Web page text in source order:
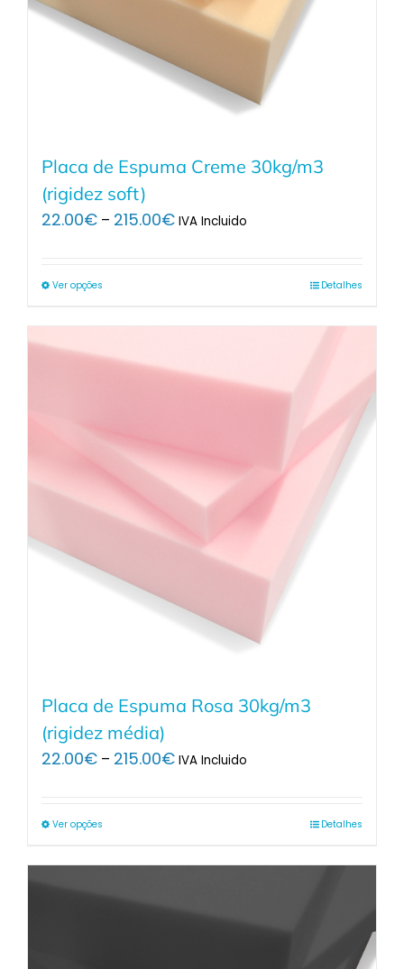
Placa de Espuma Creme 30kg/m3
(rigidez soft)
22.00€ – 215.00€Price
IVA Incluido
Ver opções Detalhes
Placa de Espuma Rosa 30kg/m3
(rigidez média)
22.00€ – 215.00€Price
IVA Incluido
Ver opções Detalhes